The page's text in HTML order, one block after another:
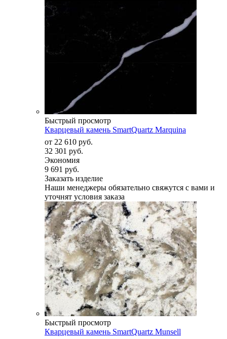
Быстрый просмотр
Кварцевый камень SmartQuartz Marquina
от 22 610 руб.
32 301 руб.
Экономия
9 691 руб.
Заказать изделие
Наши менеджеры обязательно свяжутся с вами и
уточнят условия заказа
Быстрый просмотр
Кварцевый камень SmartQuartz Munsell